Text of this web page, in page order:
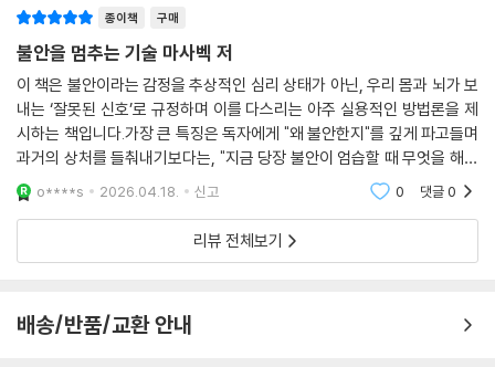
극화되는 사회에서 참나 에너지는, 긴 가뭄 끝에 마주한 맑은 샘물처럼 우
리 안에서 솟아난다. 본질적으로 창의적인 이 에너지는 우리가 마주하는
문제들에 새로운 해법을 제시해 준다. 한 개인으로서 충만한 삶을 살고, 인
류라는 종으로서 살아남기 위해서는 먼저 자신의 불안한 자아들을 달래야
한다. 동시에 불안을 넘어서는 영역으로 계속 나아가야 한다. 호기심과 연
민을 품고, 인간 고유의 창의성을 펼쳐야 한다.
--- p.179
창의성의 소용돌이는 ‘지금 이 순간’에 집중하게 만든다. 덕분에 우리는 현
재의 상황을 더 정확히 판단하고, 유용한 행동에 나서거나 편안한 안전감
표현하고 싶어지게 만든다. 이것이 곧 ‘행동하는 사랑’이다. 안전과 공감에
히기’를 통해 몸과 마음이 고요함을 되찾는 법을 다룬다. 숨을 크게 내쉬어
심장 박동을 진정시키고, 초점을 풀어 빈 공간을 응시하며 잠시 침묵해 보
고, 몸을 떨거나 움직여 불안을 배출하는 식이다. 불안을 억누르지 않고 있
는 그대로 받아들이는 연습을 통해, 놀란 동물이 호흡을 가다듬듯 우리 안
의 불안도 차츰 안정된다.
2부에서는 불안의 굴레를 벗어나 호기심과 창의성을 회복하는 ‘창의적 자
아 활성화’를 제안한다. 음악·미술 같은 예술뿐 아니라, 일상의 문제 해결에
도 창의적 시선을 적용한다. 낮고 차분한 목소리로 말하거나 노래하고, 내
안의 불안한 존재에게 친절하게 말을 건네는 훈련 등 단순하면서도 효과적
한 상황에도 유연하게 대응하는 힘을 기른다.
『불안을 멈추는 기술』은 지금 우리 시대에 꼭 읽어야 할, 가장 시의적절한
책이다. 모든 것이 지나치게 강렬한 이 시대에, 단순한 생존을 넘어 번성하
기를 희망하는 모든 사람에게 꼭 필요한 지식과 기발한 도구들이 책 곳곳
에 빼곡히 담겨 있다.
- 수전 케이시 (『디 언더월드(The Underworld)』 저자)
이 획기적인 책은 불안과 우리 안에 아직 드러나지 않은 타고난 창의성, 그
리고 내면 깊숙이 우리를 부르는 삶의 목적 사이의 깊은 연결을 이해하는
- 섀넌 카이저 (『그냥 이대로 나를 사랑해』 저자)
종이책 구매
불안을 멈추는 기술 마사벡 저
이 책은 불안이라는 감정을 추상적인 심리 상태가 아닌, 우리 몸과 뇌가 보
내는 ‘잘못된 신호’로 규정하며 이를 다스리는 아주 실용적인 방법론을 제
시하는 책입니다.가장 큰 특징은 독자에게 "왜 불안한지"를 깊게 파고들며
과거의 상처를 들춰내기보다는, "지금 당장 불안이 엄습할 때 무엇을 해야
하는가"에 집중한다는 점입니다. 저자는 불안을 우리 뇌 속의 '편도체'가 비
상 상황
o****s 2026.04.18. 신고 0 댓글0
리뷰 전체보기
배송/반품/교환 안내